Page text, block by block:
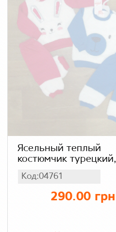
Ясельный теплый
костюмчик турецкий,
Код:04761
290.00 грн